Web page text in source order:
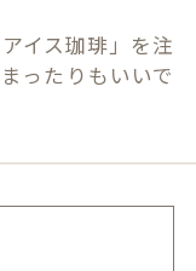
イス珈琲」を注
ったりもいいで